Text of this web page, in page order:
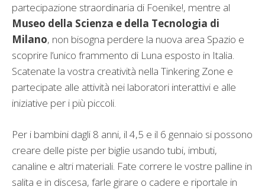
partecipazione straordinaria di Foenike!, mentre al
Museo della Scienza e della Tecnologia di
Milano, non bisogna perdere la nuova area Spazio e
scoprire l’unico frammento di Luna esposto in Italia.
Scatenate la vostra creatività nella Tinkering Zone e
partecipate alle attività nei laboratori interattivi e alle
iniziative per i più piccoli.
Per i bambini dagli 8 anni, il 4,5 e il 6 gennaio si possono
creare delle piste per biglie usando tubi, imbuti,
canaline e altri materiali. Fate correre le vostre palline in
salita e in discesa, farle girare o cadere e riportale in